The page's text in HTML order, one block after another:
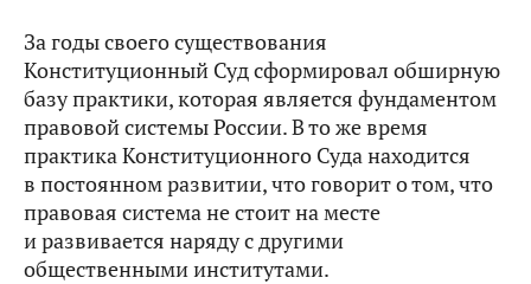
За годы своего существования
Конституционный Суд сформировал обширную
базу практики, которая является фундаментом
правовой системы России. В то же время
практика Конституционного Суда находится
в постоянном развитии, что говорит о том, что
правовая система не стоит на месте
и развивается наряду с другими
общественными институтами.